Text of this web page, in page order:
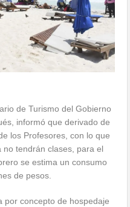
de Turismo del Gobierno
informó que derivado de
los Profesores, con lo que
no tendrán clases, para el
se estima un consumo
de pesos.
por concepto de hospedaje